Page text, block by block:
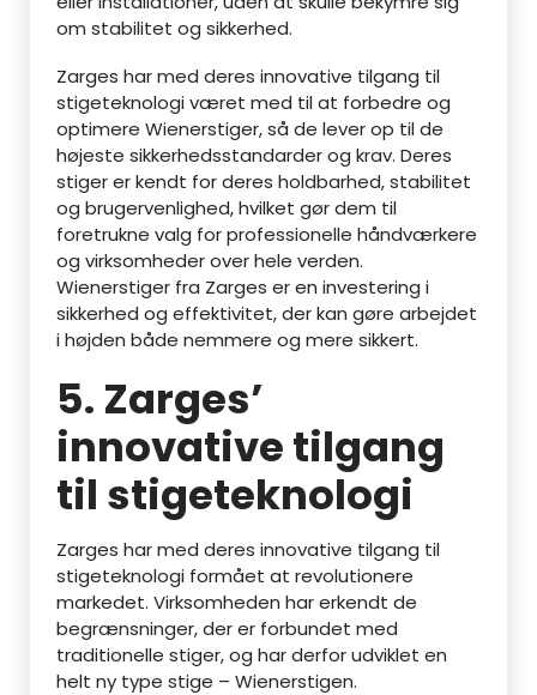
om stabilitet og sikkerhed.
Zarges har med deres innovative tilgang til
stigeteknologi været med til at forbedre og
optimere Wienerstiger, så de lever op til de
højeste sikkerhedsstandarder og krav. Deres
stiger er kendt for deres holdbarhed, stabilitet
og brugervenlighed, hvilket gør dem til
foretrukne valg for professionelle håndværkere
og virksomheder over hele verden.
Wienerstiger fra Zarges er en investering i
sikkerhed og effektivitet, der kan gøre arbejdet
i højden både nemmere og mere sikkert.
5. Zarges’
innovative tilgang
til stigeteknologi
Zarges har med deres innovative tilgang til
stigeteknologi formået at revolutionere
markedet. Virksomheden har erkendt de
begrænsninger, der er forbundet med
traditionelle stiger, og har derfor udviklet en
helt ny type stige – Wienerstigen.